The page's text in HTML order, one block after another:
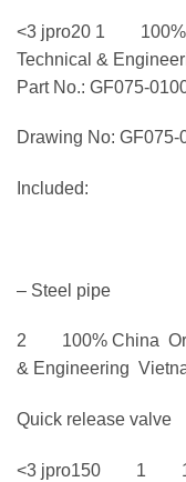
<3 jpro20 1
Technical &
Part No.: GF075-
Drawing No: GF075-
Included:
– Steel pipe
2 100% China
& Engineering
Quick release valve
<3 jpro150 1